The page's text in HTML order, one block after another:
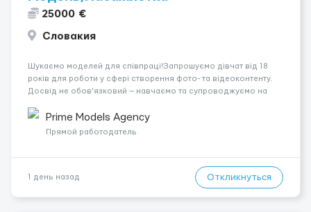
25000 €
Словакия
Шукаємо моделей для співпраці!Запрошуємо дівчат від 18
років для роботи у сфері створення фото- та відеоконтенту.
Досвід не обов’язковий — навчаємо та супроводжуємо на
конфіденційність і професійну підтримку. Працюємо офіційно,
поважаємо особ...
Prime Models Agency
Прямой работодатель
1 день назад Откликнуться